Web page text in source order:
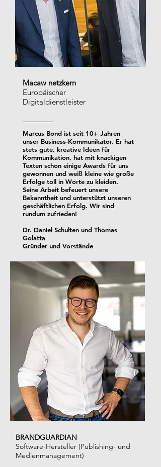
Macaw netzkern
Europäischer
Digitaldienstleister
Marcus Bond ist seit 10+ Jahren
unser Business-Kommunikator. Er hat
stets gute, kreative Ideen für
Kommunikation, hat mit knackigen
Texten schon einige Awards für uns
gewonnen und weiß kleine wie große
Erfolge toll in Worte zu kleiden.
Seine Arbeit befeuert unsere
Bekanntheit und unterstützt unseren
geschäftlichen Erfolg. Wir sind
rundum zufrieden!
Dr. Daniel Schulten und Thomas
Golatta
Gründer und Vorstände
BRANDGUARDIAN
Software-Hersteller (Publishing- und
Medienmanagement)